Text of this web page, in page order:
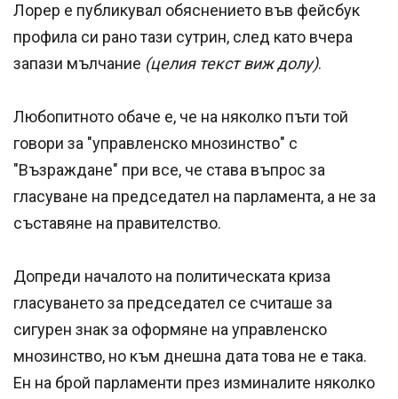
Лорер е публикувал обяснението във фейсбук
профила си рано тази сутрин, след като вчера
запази мълчание (целия текст виж долу).
Любопитното обаче е, че на няколко пъти той
говори за "управленско мнозинство" с
"Възраждане" при все, че става въпрос за
гласуване на председател на парламента, а не за
съставяне на правителство.
Допреди началото на политическата криза
гласуването за председател се считаше за
сигурен знак за оформяне на управленско
мнозинство, но към днешна дата това не е така.
Ен на брой парламенти през изминалите няколко